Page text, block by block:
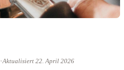
•Aktualisiert 22. April 2026